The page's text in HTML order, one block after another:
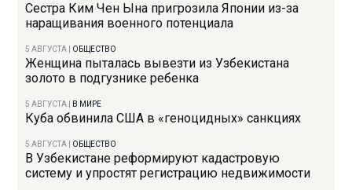
Сестра Ким Чен Ына пригрозила Японии из-за
наращивания военного потенциала
5 АВГУСТА ОБЩЕСТВО
Женщина пыталась вывезти из Узбекистана
золото в подгузнике ребенка
5 АВГУСТА В МИРЕ
Куба обвинила США в «геноцидных» санкциях
5 АВГУСТА ОБЩЕСТВО
В Узбекистане реформируют кадастровую
систему и упростят регистрацию недвижимости